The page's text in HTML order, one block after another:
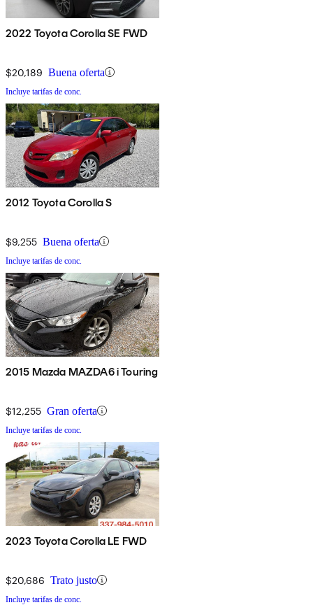
2022 Toyota Corolla SE FWD
$20,189 Buena oferta
Incluye tarifas de conc.
2012 Toyota Corolla S
$9,255 Buena oferta
Incluye tarifas de conc.
2015 Mazda MAZDA6 i Touring
$12,255 Gran oferta
Incluye tarifas de conc.
2023 Toyota Corolla LE FWD
$20,686 Trato justo
Incluye tarifas de conc.